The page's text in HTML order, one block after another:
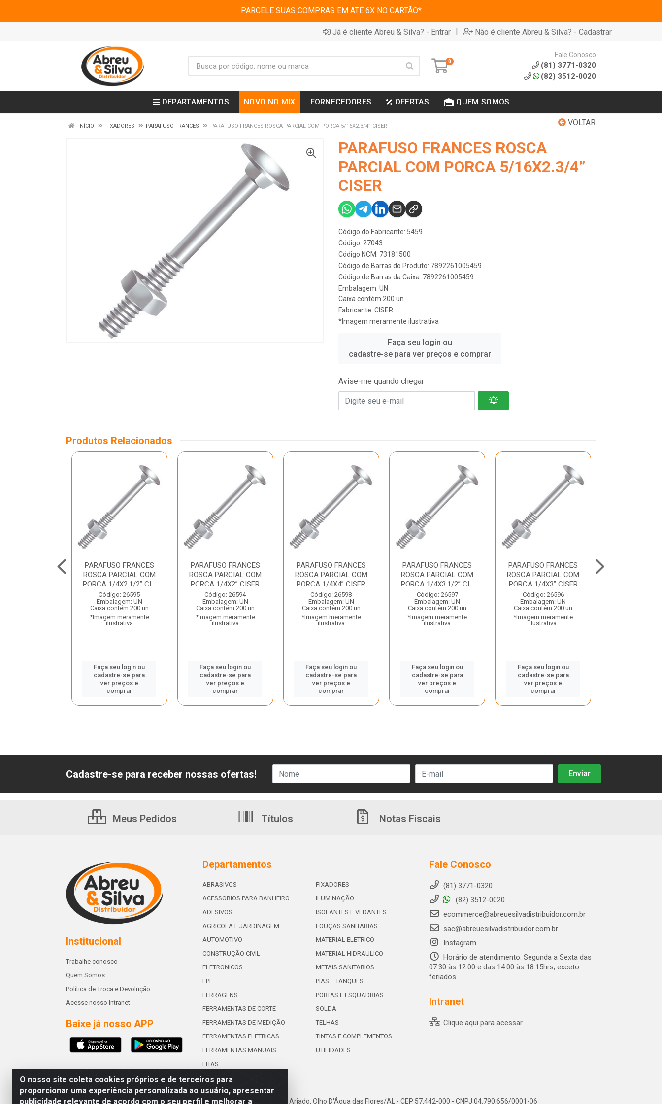
PARCELE SUAS COMPRAS EM ATÉ 6X NO CARTÃO*
Já é cliente Abreu & Silva? - Entrar | Não é cliente Abreu & Silva? - Cadastrar
0
Fale Conosco
(81) 3771-0320
(82) 3512-0020
DEPARTAMENTOS NOVO NO MIX FORNECEDORES OFERTAS QUEM SOMOS
VOLTAR
INÍCIO FIXADORES PARAFUSO FRANCES PARAFUSO FRANCES ROSCA PARCIAL COM PORCA 5/16X2.3/4” CISER
PARAFUSO FRANCES ROSCA
PARCIAL COM PORCA 5/16X2.3/4”
CISER
Código do Fabricante: 5459
Código: 27043
Código NCM: 73181500
Código de Barras do Produto: 7892261005459
Código de Barras da Caixa: 7892261005459
Embalagem: UN
Caixa contém 200 un
Fabricante: CISER
*Imagem meramente ilustrativa
Faça seu login ou
cadastre-se para ver preços e comprar
Avise-me quando chegar
Produtos Relacionados
PARAFUSO FRANCES
ROSCA PARCIAL COM
PORCA 1/4X2.1/2” CI...
Código: 26595
Embalagem: UN
Caixa contém 200 un
*Imagem meramente
ilustrativa
Faça seu login ou
cadastre-se para
ver preços e
comprar
PARAFUSO FRANCES
ROSCA PARCIAL COM
PORCA 1/4X2” CISER
Código: 26594
Embalagem: UN
Caixa contém 200 un
*Imagem meramente
ilustrativa
Faça seu login ou
cadastre-se para
ver preços e
comprar
PARAFUSO FRANCES
ROSCA PARCIAL COM
PORCA 1/4X4” CISER
Código: 26598
Embalagem: UN
Caixa contém 200 un
*Imagem meramente
ilustrativa
Faça seu login ou
cadastre-se para
ver preços e
comprar
PARAFUSO FRANCES
ROSCA PARCIAL COM
PORCA 1/4X3.1/2” CI...
Código: 26597
Embalagem: UN
Caixa contém 200 un
*Imagem meramente
ilustrativa
Faça seu login ou
cadastre-se para
ver preços e
comprar
PARAFUSO FRANCES
ROSCA PARCIAL COM
PORCA 1/4X3” CISER
Código: 26596
Embalagem: UN
Caixa contém 200 un
*Imagem meramente
ilustrativa
Faça seu login ou
cadastre-se para
ver preços e
comprar
O nosso site coleta cookies próprios e de terceiros para
proporcionar uma experiência personalizada ao usuário, apresentar
publicidade relevante de acordo com o seu perfil e melhorar a
Cadastre-se para receber nossas ofertas!
Meus Pedidos Títulos Notas Fiscais
Institucional
Trabalhe conosco
Quem Somos
Política de Troca e Devolução
Acesse nosso Intranet
Baixe já nosso APP
Departamentos
ABRASIVOS
ACESSORIOS PARA BANHEIRO
ADESIVOS
AGRICOLA E JARDINAGEM
AUTOMOTIVO
CONSTRUÇÃO CIVIL
ELETRONICOS
EPI
FERRAGENS
FERRAMENTAS DE CORTE
FERRAMENTAS DE MEDIÇÃO
FERRAMENTAS ELETRICAS
FERRAMENTAS MANUAIS
FITAS
FIXADORES
ILUMINAÇÃO
ISOLANTES E VEDANTES
LOUÇAS SANITARIAS
MATERIAL ELETRICO
MATERIAL HIDRAULICO
METAIS SANITARIOS
PIAS E TANQUES
PORTAS E ESQUADRIAS
SOLDA
TELHAS
TINTAS E COMPLEMENTOS
UTILIDADES
Fale Conosco
(81) 3771-0320
(82) 3512-0020
ecommerce@abreuesilvadistribuidor.com.br
sac@abreuesilvadistribuidor.com.br
Instagram
Horário de atendimento: Segunda a Sexta das
07:30 às 12:00 e das 14:00 às 18:15hrs, exceto
feriados.
Intranet
Clique aqui para acessar
Abreu & Silva - Rua Padre Jose de Souza Leite, 265 - Ariado, Olho D'Água das Flores/AL - CEP 57.442-000 - CNPJ 04.790.656/0001-06